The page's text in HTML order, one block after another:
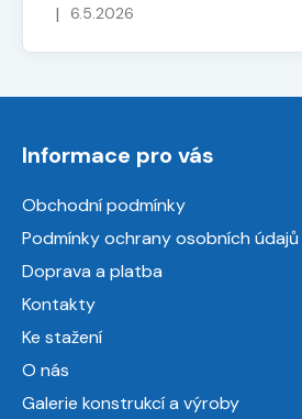
Hodnocení obchodu je 5 z 5
| 6.5.2026
Informace pro vás
Obchodní podmínky
Podmínky ochrany osobních údajů
Doprava a platba
Kontakty
Ke stažení
O nás
Galerie konstrukcí a výroby